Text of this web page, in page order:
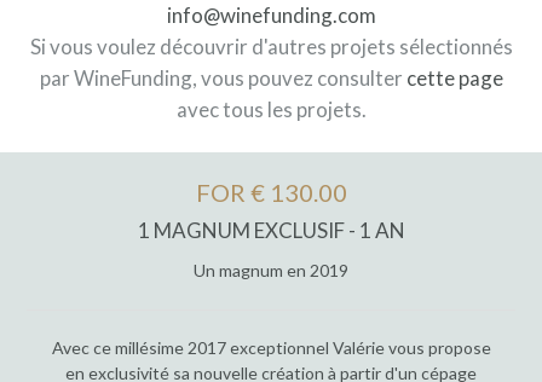
info@winefunding.com
Si vous voulez découvrir d'autres projets sélectionnés
par WineFunding, vous pouvez consulter cette page
avec tous les projets.
FOR € 130.00
1 MAGNUM EXCLUSIF - 1 AN
Un magnum en 2019
Avec ce millésime 2017 exceptionnel Valérie vous propose
en exclusivité sa nouvelle création à partir d'un cépage